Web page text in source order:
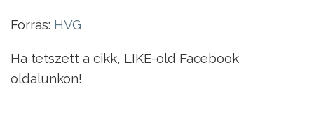
Forrás: HVG
Ha tetszett a cikk, LIKE-old Facebook
oldalunkon!